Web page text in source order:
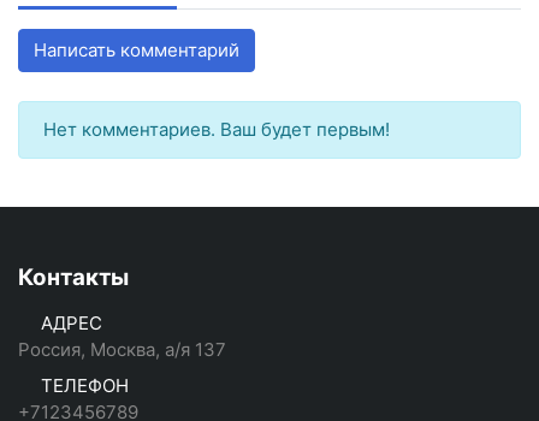
Написать комментарий
Нет комментариев. Ваш будет первым!
Контакты
АДРЕС
Россия, Москва, а/я 137
ТЕЛЕФОН
+7123456789